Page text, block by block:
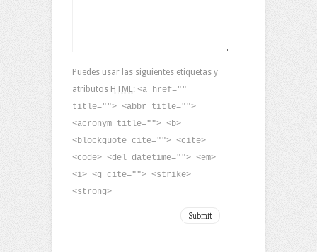
Puedes usar las siguientes etiquetas y
atributos HTML: <a href=""
title=""> <abbr title="">
<acronym title=""> <b>
<blockquote cite=""> <cite>
<code> <del datetime=""> <em>
<i> <q cite=""> <strike>
<strong>